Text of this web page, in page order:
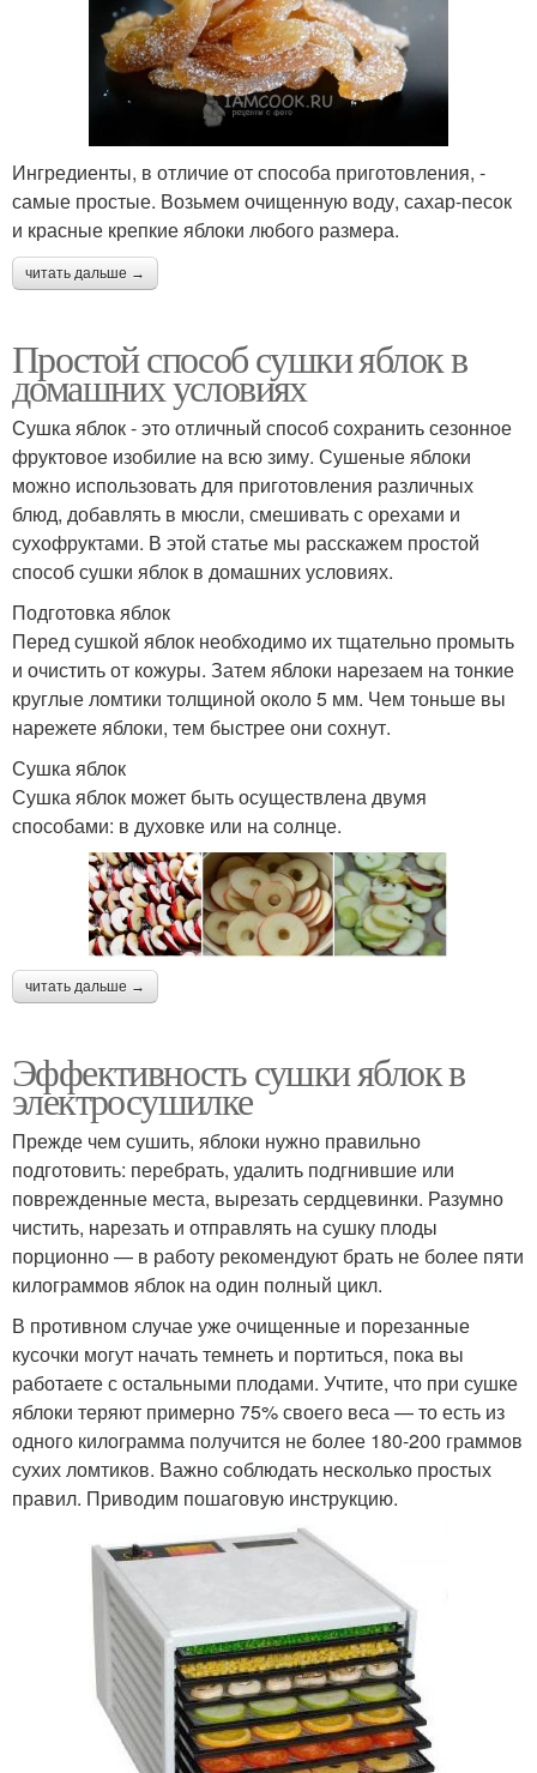
Ингредиенты, в отличие от способа приготовления, -
самые простые. Возьмем очищенную воду, сахар-песок
и красные крепкие яблоки любого размера.
читать дальше →
Простой способ сушки яблок в
домашних условиях
Сушка яблок - это отличный способ сохранить сезонное
фруктовое изобилие на всю зиму. Сушеные яблоки
можно использовать для приготовления различных
блюд, добавлять в мюсли, смешивать с орехами и
сухофруктами. В этой статье мы расскажем простой
способ сушки яблок в домашних условиях.
Подготовка яблок
Перед сушкой яблок необходимо их тщательно промыть
и очистить от кожуры. Затем яблоки нарезаем на тонкие
круглые ломтики толщиной около 5 мм. Чем тоньше вы
нарежете яблоки, тем быстрее они сохнут.
Сушка яблок
Сушка яблок может быть осуществлена двумя
способами: в духовке или на солнце.
читать дальше →
Эффективность сушки яблок в
электросушилке
Прежде чем сушить, яблоки нужно правильно
подготовить: перебрать, удалить подгнившие или
поврежденные места, вырезать сердцевинки. Разумно
чистить, нарезать и отправлять на сушку плоды
порционно — в работу рекомендуют брать не более пяти
килограммов яблок на один полный цикл.
В противном случае уже очищенные и порезанные
кусочки могут начать темнеть и портиться, пока вы
работаете с остальными плодами. Учтите, что при сушке
яблоки теряют примерно 75% своего веса — то есть из
одного килограмма получится не более 180-200 граммов
сухих ломтиков. Важно соблюдать несколько простых
правил. Приводим пошаговую инструкцию.